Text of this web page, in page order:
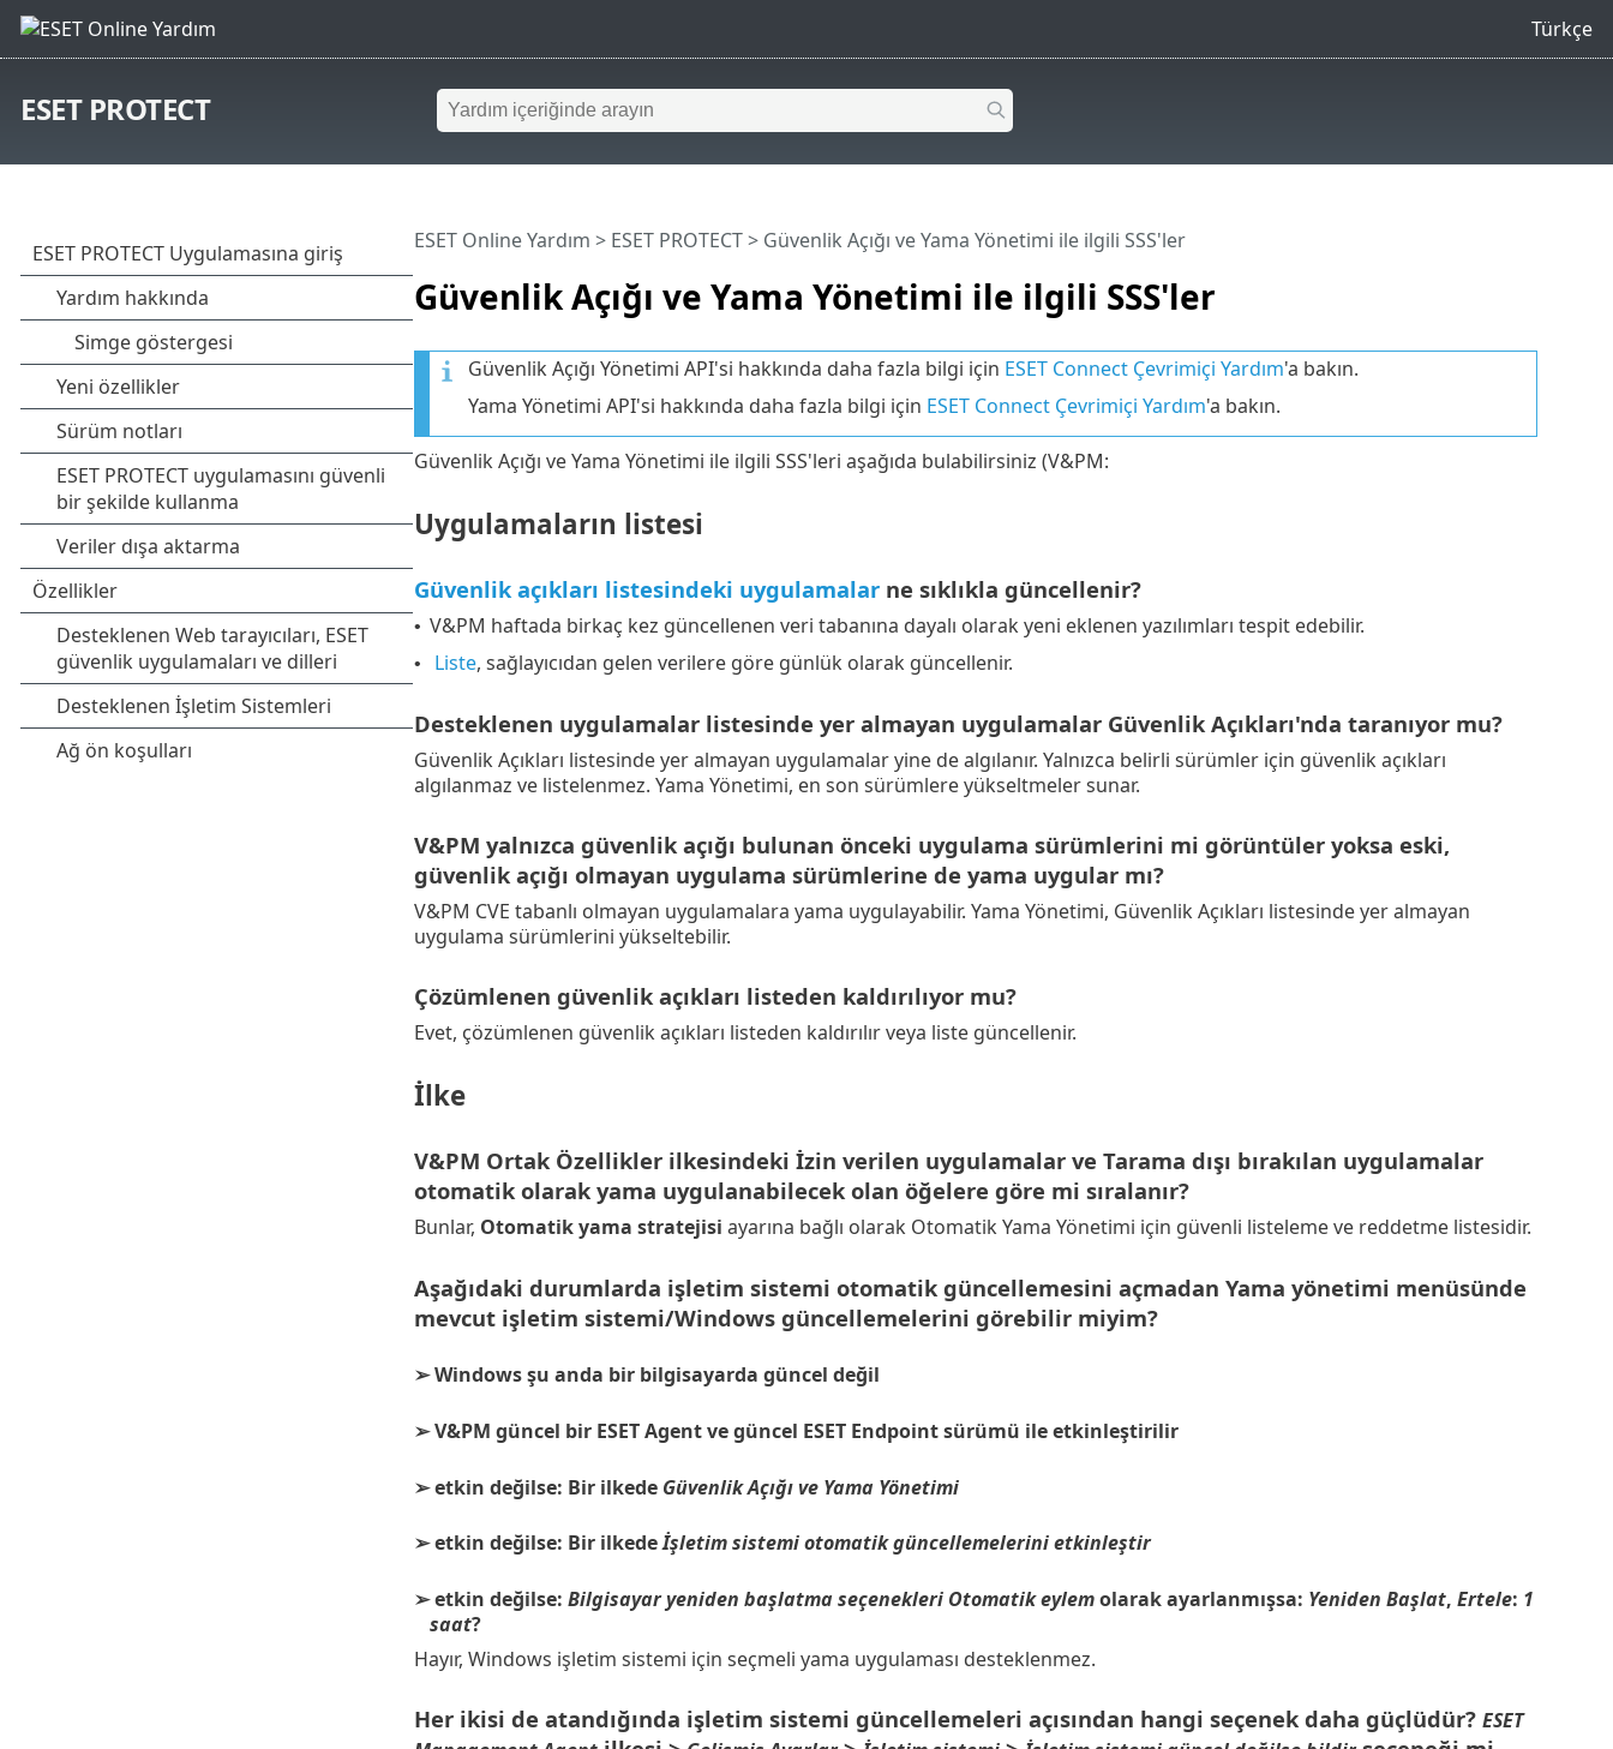
Türkçe
ESET PROTECT
Güvenlik Açığı ve Yama Yönetimi ile ilgili SSS'ler
ESET Online Yardım > ESET PROTECT> Güvenlik Açığı ve Yama Yönetimi ile ilgili SSS'ler
Güvenlik Açığı Yönetimi API'si hakkında daha fazla bilgi için ESET Connect Çevrimiçi Yardım'a bakın.
Yama Yönetimi API'si hakkında daha fazla bilgi için ESET Connect Çevrimiçi Yardım'a bakın.
Güvenlik Açığı ve Yama Yönetimi ile ilgili SSS'leri aşağıda bulabilirsiniz (V&PM:
Uygulamaların listesi
Güvenlik açıkları listesindeki uygulamalarne sıklıkla güncellenir?
• V&PM haftada birkaç kez güncellenen veri tabanına dayalı olarak yeni eklenen yazılımları tespit edebilir.
• Liste, sağlayıcıdan gelen verilere göre günlük olarak güncellenir.
Desteklenen uygulamalar listesinde yer almayan uygulamalar Güvenlik Açıkları'nda taranıyor mu?
Güvenlik Açıkları listesinde yer almayan uygulamalar yine de algılanır. Yalnızca belirli sürümler için güvenlik açıkları
algılanmaz ve listelenmez. Yama Yönetimi, en son sürümlere yükseltmeler sunar.
V&PM yalnızca güvenlik açığı bulunan önceki uygulama sürümlerini mi görüntüler yoksa eski,
güvenlik açığı olmayan uygulama sürümlerine de yama uygular mı?
V&PM CVE tabanlı olmayan uygulamalara yama uygulayabilir. Yama Yönetimi, Güvenlik Açıkları listesinde yer almayan
uygulama sürümlerini yükseltebilir.
Çözümlenen güvenlik açıkları listeden kaldırılıyor mu?
Evet, çözümlenen güvenlik açıkları listeden kaldırılır veya liste güncellenir.
İlke
V&PM Ortak Özellikler ilkesindeki İzin verilen uygulamalar ve Tarama dışı bırakılan uygulamalar
otomatik olarak yama uygulanabilecek olan öğelere göre mi sıralanır?
Bunlar, Otomatik yama stratejisi ayarına bağlı olarak Otomatik Yama Yönetimi için güvenli listeleme ve reddetme listesidir.
Aşağıdaki durumlarda işletim sistemi otomatik güncellemesini açmadan Yama yönetimi menüsünde
mevcut işletim sistemi/Windows güncellemelerini görebilir miyim?
➢Windows şu anda bir bilgisayarda güncel değil
➢V&PM güncel bir ESET Agent ve güncel ESET Endpoint sürümü ile etkinleştirilir
➢etkin değilse: Bir ilkede Güvenlik Açığı ve Yama Yönetimi
➢etkin değilse: Bir ilkedeİşletim sistemi otomatik güncellemelerini etkinleştir
➢etkin değilse: Bilgisayar yeniden başlatma seçenekleri Otomatik eylemolarak ayarlanmışsa: Yeniden Başlat, Ertele: 1
saat?
Hayır, Windows işletim sistemi için seçmeli yama uygulaması desteklenmez.
Her ikisi de atandığında işletim sistemi güncellemeleri açısından hangi seçenek daha güçlüdür? ESET